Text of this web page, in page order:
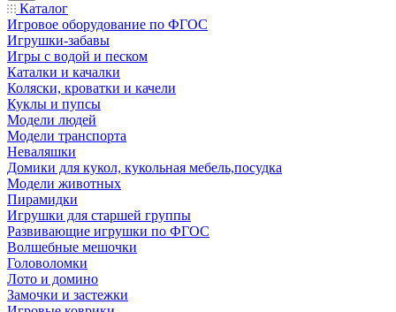
Каталог
Игровое оборудование по ФГОС
Игрушки-забавы
Игры с водой и песком
Каталки и качалки
Коляски, кроватки и качели
Куклы и пупсы
Модели людей
Модели транспорта
Неваляшки
Домики для кукол, кукольная мебель,посудка
Модели животных
Пирамидки
Игрушки для старшей группы
Развивающие игрушки по ФГОС
Волшебные мешочки
Головоломки
Лото и домино
Замочки и застежки